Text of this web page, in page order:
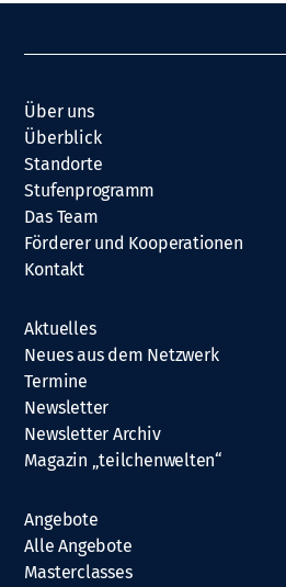
Über uns
Überblick
Standorte
Stufenprogramm
Das Team
Förderer und Kooperationen
Kontakt
Aktuelles
Neues aus dem Netzwerk
Termine
Newsletter
Newsletter Archiv
Magazin „teilchenwelten“
Angebote
Alle Angebote
Masterclasses